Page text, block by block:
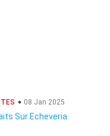
08 Jan 2025
Sur Echeveria